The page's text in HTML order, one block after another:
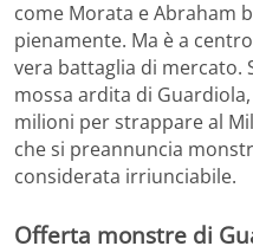
come Morata e Abraham
pienamente. Ma è a
vera battaglia di mercato.
mossa ardita di
milioni per strappare al
che si preannuncia
considerata irriunciabile.
Offerta monstre di